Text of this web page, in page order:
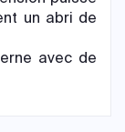
un abri de
avec de